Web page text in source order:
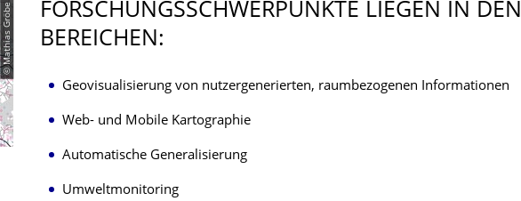
© Mathias Gröbe
FORSCHUNGS­SCHWERPUNKTE LIEGEN IN DEN
BEREICHEN:
Geovisualisierung von nutzergenerierten, raumbezogenen Informationen
Web- und Mobile Kartographie
Automatische Generalisierung
Umweltmonitoring